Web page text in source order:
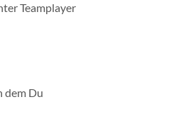
Teamplayer
dem Du